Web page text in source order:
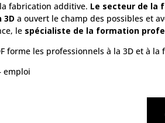
fabrication additive. Le secteur de la
3D a ouvert le champ des possibles et
le spécialiste de la formation
forme les professionnels à la 3D et à
emploi